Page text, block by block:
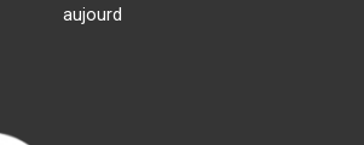
aujourd